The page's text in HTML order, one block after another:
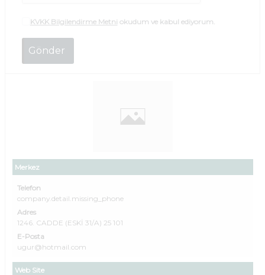
Merkez
Telefon
company.detail.missing_phone
Adres
1246. CADDE (ESKİ 31/A) 25 101
E-Posta
ugur@hotmail.com
Web Site
KVKK Bilgilendirme Metni okudum ve kabul ediyorum.